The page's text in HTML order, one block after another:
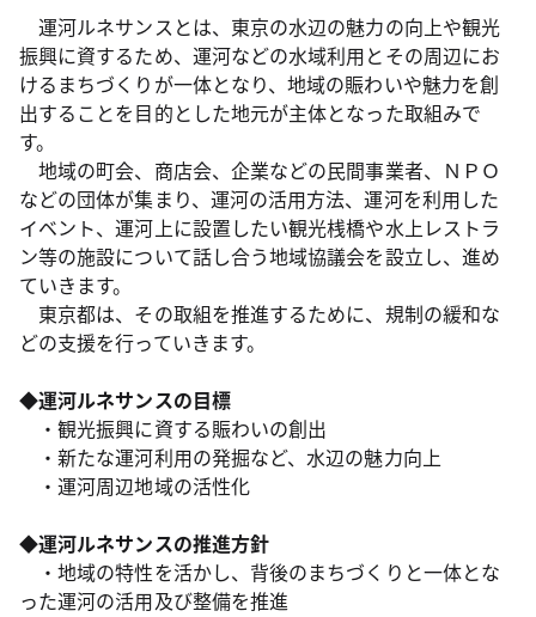
運河ルネサンスとは、東京の水辺の魅力の向上や観光
振興に資するため、運河などの水域利用とその周辺にお
けるまちづくりが一体となり、地域の賑わいや魅力を創
出することを目的とした地元が主体となった取組みで
す。
地域の町会、商店会、企業などの民間事業者、ＮＰＯ
などの団体が集まり、運河の活用方法、運河を利用した
イベント、運河上に設置したい観光桟橋や水上レストラ
ン等の施設について話し合う地域協議会を設立し、進め
ていきます。
東京都は、その取組を推進するために、規制の緩和な
どの支援を行っていきます。
◆運河ルネサンスの目標
・観光振興に資する賑わいの創出
・新たな運河利用の発掘など、水辺の魅力向上
・運河周辺地域の活性化
◆運河ルネサンスの推進方針
・地域の特性を活かし、背後のまちづくりと一体とな
った運河の活用及び整備を推進